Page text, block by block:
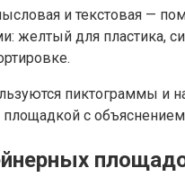
и текстовая —
желтый для пластика,
пиктограммы
с